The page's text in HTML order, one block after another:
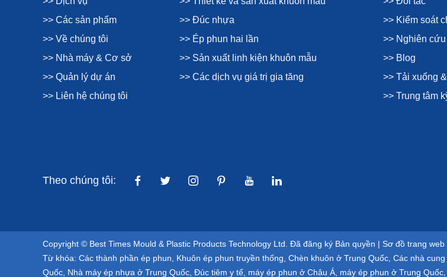
>> Các sản phẩm
>> Về chúng tôi
>> Nhà máy & Cơ sở
>> Quản lý dự án
>> Liên hệ chúng tôi
>> Đúc nhựa
>> Ép phun hai lần
>> Sản xuất linh kiện khuôn mẫu
>> Các dịch vụ giá trị gia tăng
>> Kiểm soát
>> Nghiên
>> Blog
>> Tải xuống
>> Trung tâm
Theo chúng tôi:
Copyright © Best Times Mould & Plastic Products Technology Ltd. Đã đăng ký Bản quyền | Sơ đồ trang web
Từ khóa: Các thành phần ép phun Khuôn ép phun truyền thống Chèn khuôn ở Trung Quốc Các nhà
Quốc Nhà máy ép nhựa ở Trung Quốc Đúc tiêm y tế máy ép phun ở Châu Á máy ép phun ở Trung Quốc